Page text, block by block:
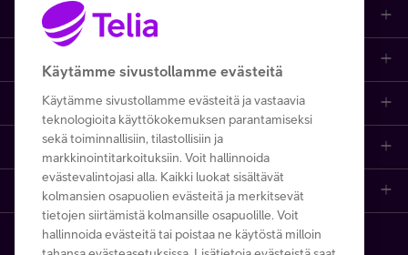
Kauppa
Puhelinliittymät
Mobiililaajakaista
Kodin laajakaista
Prepaid-liittymät
Tarjoukset
iPhone 17
Samsung S26
Viaplay
Asiakastuki netissä
Etsi apua ja ohjeita
Tilauksen peruuttaminen
Opi ja inspiroidu
Ota yhteyttä
Asiakaspalvelun yhteystiedot
Asioi kirjautuneena
Telia Finland
Telia yrityksenä
Käytämme sivustollamme evästeitä
Käytämme sivustollamme evästeitä ja vastaavia
teknologioita käyttökokemuksen parantamiseksi
sekä toiminnallisiin, tilastollisiin ja
markkinointitarkoituksiin. Voit hallinnoida
evästevalintojasi alla. Kaikki luokat sisältävät
kolmansien osapuolien evästeitä ja merkitsevät
tietojen siirtämistä kolmansille osapuolille. Voit
hallinnoida evästeitä tai poistaa ne käytöstä milloin